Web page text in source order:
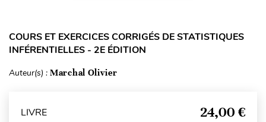
COURS ET EXERCICES CORRIGÉS DE STATISTIQUES
INFÉRENTIELLES - 2E ÉDITION
Auteur(s) : Marchal Olivier
LIVRE 24,00 €